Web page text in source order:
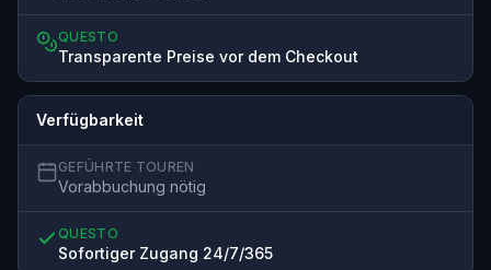
QUESTO
Transparente Preise vor dem Checkout
Verfügbarkeit
GEFÜHRTE TOUREN
Vorabbuchung nötig
QUESTO
Sofortiger Zugang 24/7/365